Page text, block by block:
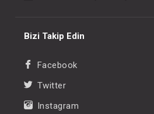
Bizi Takip Edin
Facebook
Twitter
Instagram